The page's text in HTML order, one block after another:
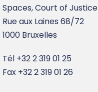
Spaces, Court of Justice
Rue aux Laines 68/72
1000 Bruxelles
Tél +32 2 319 01 25
Fax +32 2 319 01 26